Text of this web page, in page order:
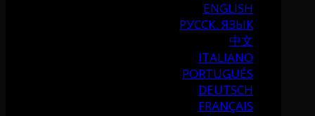
ENGLISH
РУССК. ЯЗЫК
中文
ITALIANO
PORTUGUÉS
DEUTSCH
FRANÇAIS